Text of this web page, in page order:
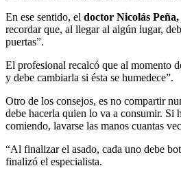
En ese sentido, el doctor Nicolás
recordar que, al llegar al algún lugar,
puertas”.
El profesional recalcó que al momento
y debe cambiarla si ésta se humedece”.
Otro de los consejos, es no compartir
debe hacerla quien lo va a consumir. Si
comiendo, lavarse las manos cuantas
“Al finalizar el asado, cada uno debe
finalizó el especialista.